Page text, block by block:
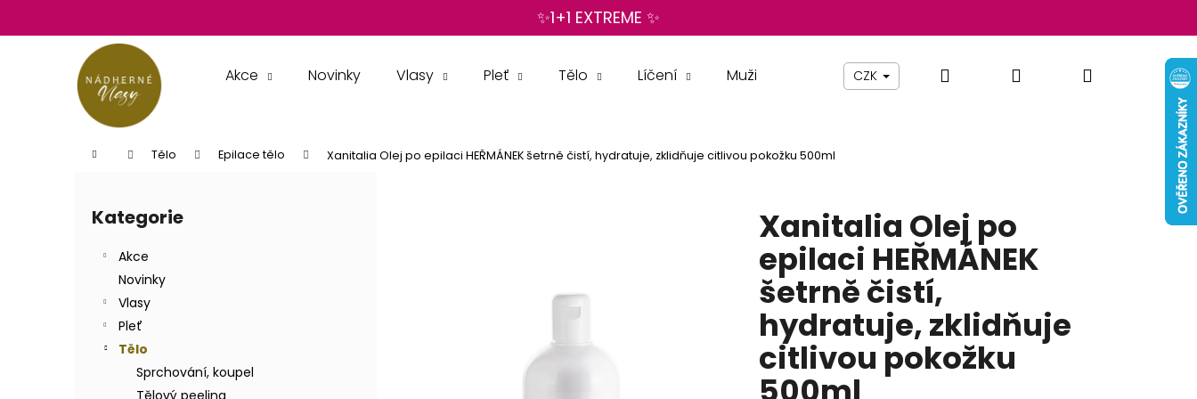
obsah
✨1+1 EXTREME ✨
Akce Novinky Vlasy Pleť Tělo Líčení Muži Beauty By Simona Pomůcky Nábytek
CZK Hledat PřihlášeníNákupní
Domů Tělo Epilace tělo Xanitalia Olej po epilaci HEŘMÁNEK šetrně čistí, hydratuje, zklidňuje citlivou pokožku 500ml
Přeskočit
kategorie
Kategorie
Akce
Novinky
Vlasy
Pleť
Tělo
Sprchování, koupel
Tělový peeling
Xanitalia Olej po
epilaci HEŘMÁNEK
šetrně čistí,
hydratuje, zklidňuje
citlivou pokožku
o
obchodu
obchodu
HLEDAT